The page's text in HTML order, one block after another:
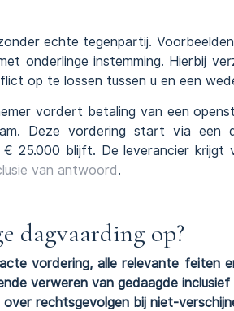
echte tegenpartij.
onderlinge instemming. Hierbij
op te lossen tussen u en een
vordert betaling van een
Deze vordering start via een
25.000 blijft. De leverancier krijgt
van antwoord.
dagvaarding op?
vordering, alle relevante feiten
verweren van gedaagde
rechtsgevolgen bij niet-